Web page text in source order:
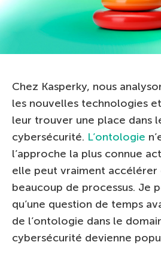
Chez Kasperky, nous
les nouvelles technologies
leur trouver une place dans
cybersécurité. L’ontologie
l’approche la plus connue
elle peut vraiment accélérer
beaucoup de processus. Je
qu’une question de temps
de l’ontologie dans le
cybersécurité devienne